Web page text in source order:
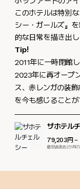
このホテルは特別
シー・ガールズ』
的な日常を描き出し
Tip!
2011年に一時閉館
2023年に再オープ
ス、赤レンガの装
を今も感じることが
ザホテル
79,203円~
最安値過去2か月